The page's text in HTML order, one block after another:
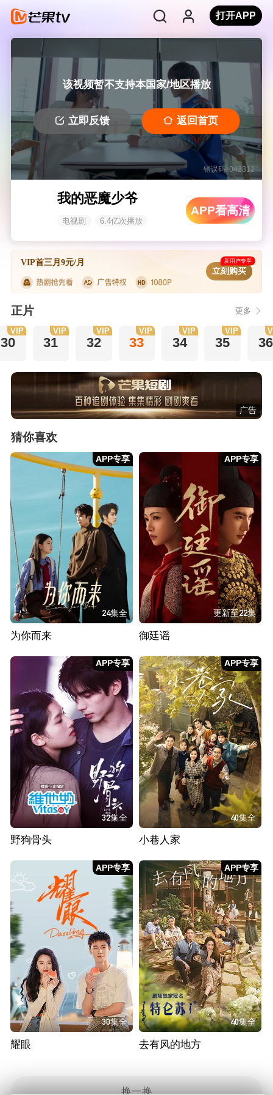
打开APP
该视频暂不支持本国家/地区播放
立即反馈 返回首页
错误码: 042312
我的恶魔少爷
电视剧 6.4亿次播放
APP看高清
VIP首三月9元/月 新用户专享
立刻购买
正片 更多
30
VIP
31
VIP
32
VIP
33
VIP
34
VIP
35
VIP
36
广告
猜你喜欢
APP专享
24集全
为你而来
APP专享
更新至22集
御廷谣
APP专享
32集全
野狗骨头
APP专享
40集全
小巷人家
APP专享
30集全
耀眼
APP专享
40集全
去有风的地方
换一换